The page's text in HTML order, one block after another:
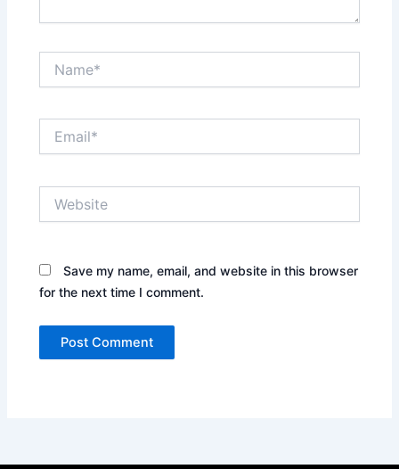
Save my name, email, and website in this browser
for the next time I comment.